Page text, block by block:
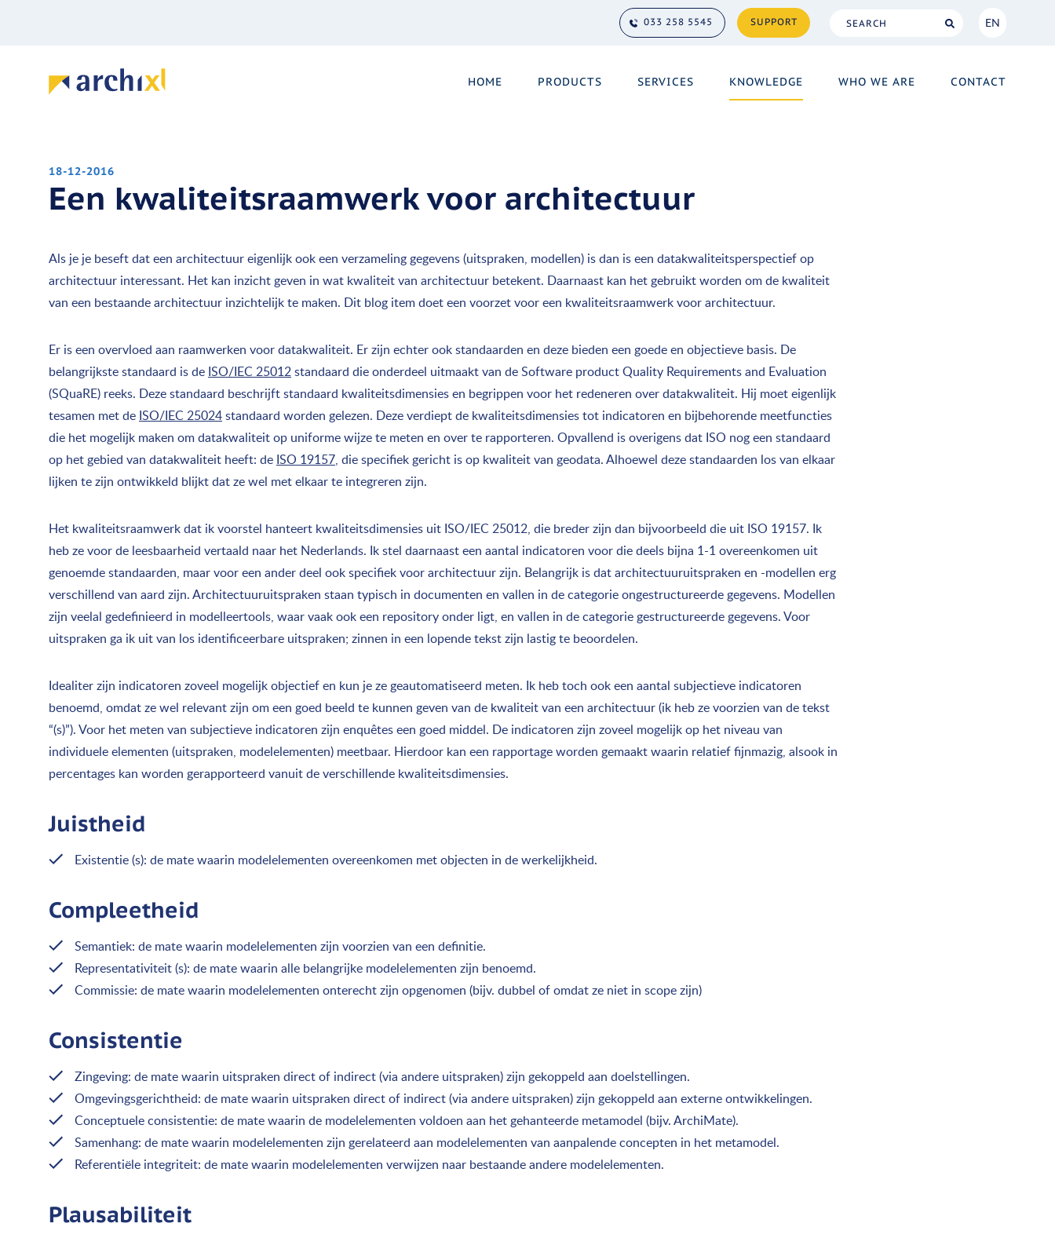
033 258 5545 SUPPORT EN
EN
HOME PRODUCTS SERVICES KNOWLEDGE WHO WE ARE CONTACT
18-12-2016
Een kwaliteitsraamwerk voor architectuur
Als je je beseft dat een architectuur eigenlijk ook een verzameling gegevens (uitspraken, modellen) is dan is een datakwaliteitsperspectief op
architectuur interessant. Het kan inzicht geven in wat kwaliteit van architectuur betekent. Daarnaast kan het gebruikt worden om de kwaliteit
van een bestaande architectuur inzichtelijk te maken. Dit blog item doet een voorzet voor een kwaliteitsraamwerk voor architectuur.
Er is een overvloed aan raamwerken voor datakwaliteit. Er zijn echter ook standaarden en deze bieden een goede en objectieve basis. De
belangrijkste standaard is de ISO/IEC 25012standaard die onderdeel uitmaakt van de Software product Quality Requirements and Evaluation
(SQuaRE) reeks. Deze standaard beschrijft standaard kwaliteitsdimensies en begrippen voor het redeneren over datakwaliteit. Hij moet eigenlijk
tesamen met de ISO/IEC 25024standaard worden gelezen. Deze verdiept de kwaliteitsdimensies tot indicatoren en bijbehorende meetfuncties
die het mogelijk maken om datakwaliteit op uniforme wijze te meten en over te rapporteren. Opvallend is overigens dat ISO nog een standaard
op het gebied van datakwaliteit heeft: de ISO 19157, die specifiek gericht is op kwaliteit van geodata. Alhoewel deze standaarden los van elkaar
lijken te zijn ontwikkeld blijkt dat ze wel met elkaar te integreren zijn.
Het kwaliteitsraamwerk dat ik voorstel hanteert kwaliteitsdimensies uit ISO/IEC 25012, die breder zijn dan bijvoorbeeld die uit ISO 19157. Ik
heb ze voor de leesbaarheid vertaald naar het Nederlands. Ik stel daarnaast een aantal indicatoren voor die deels bijna 1-1 overeenkomen uit
genoemde standaarden, maar voor een ander deel ook specifiek voor architectuur zijn. Belangrijk is dat architectuuruitspraken en -modellen erg
verschillend van aard zijn. Architectuuruitspraken staan typisch in documenten en vallen in de categorie ongestructureerde gegevens. Modellen
zijn veelal gedefinieerd in modelleertools, waar vaak ook een repository onder ligt, en vallen in de categorie gestructureerde gegevens. Voor
uitspraken ga ik uit van los identificeerbare uitspraken; zinnen in een lopende tekst zijn lastig te beoordelen.
Idealiter zijn indicatoren zoveel mogelijk objectief en kun je ze geautomatiseerd meten. Ik heb toch ook een aantal subjectieve indicatoren
benoemd, omdat ze wel relevant zijn om een goed beeld te kunnen geven van de kwaliteit van een architectuur (ik heb ze voorzien van de tekst
“(s)”). Voor het meten van subjectieve indicatoren zijn enquêtes een goed middel. De indicatoren zijn zoveel mogelijk op het niveau van
individuele elementen (uitspraken, modelelementen) meetbaar. Hierdoor kan een rapportage worden gemaakt waarin relatief fijnmazig, alsook in
percentages kan worden gerapporteerd vanuit de verschillende kwaliteitsdimensies.
Juistheid
Existentie (s): de mate waarin modelelementen overeenkomen met objecten in de werkelijkheid.
Compleetheid
Semantiek: de mate waarin modelelementen zijn voorzien van een definitie.
Representativiteit (s): de mate waarin alle belangrijke modelelementen zijn benoemd.
Commissie: de mate waarin modelelementen onterecht zijn opgenomen (bijv. dubbel of omdat ze niet in scope zijn)
Consistentie
Zingeving: de mate waarin uitspraken direct of indirect (via andere uitspraken) zijn gekoppeld aan doelstellingen.
Omgevingsgerichtheid: de mate waarin uitspraken direct of indirect (via andere uitspraken) zijn gekoppeld aan externe ontwikkelingen.
Conceptuele consistentie: de mate waarin de modelelementen voldoen aan het gehanteerde metamodel (bijv. ArchiMate).
Samenhang: de mate waarin modelelementen zijn gerelateerd aan modelelementen van aanpalende concepten in het metamodel.
Referentiële integriteit: de mate waarin modelelementen verwijzen naar bestaande andere modelelementen.
Plausabiliteit